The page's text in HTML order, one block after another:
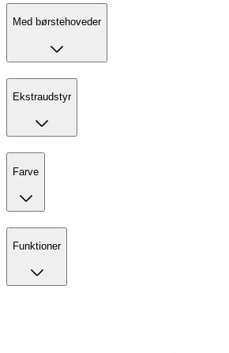
Med børstehoveder
Ekstraudstyr
Farve
Funktioner